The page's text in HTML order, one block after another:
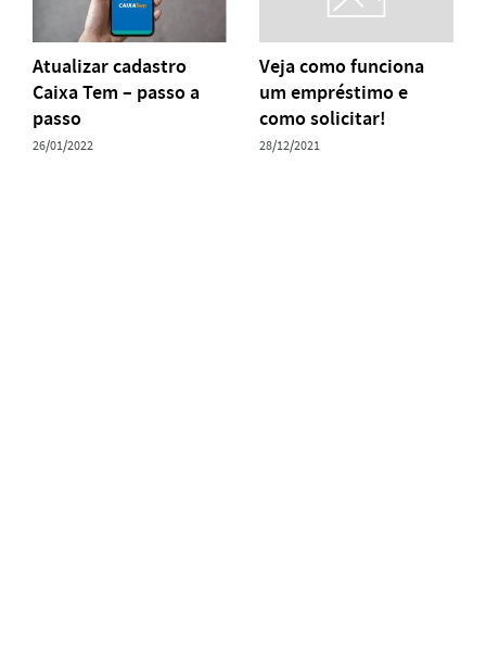
Atualizar cadastro
Caixa Tem – passo a
passo
26/01/2022
Veja como funciona
um empréstimo e
como solicitar!
28/12/2021